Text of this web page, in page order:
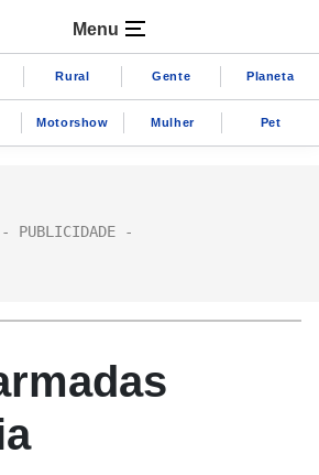
Menu
Rural Gente Planeta
Motorshow Mulher Pet